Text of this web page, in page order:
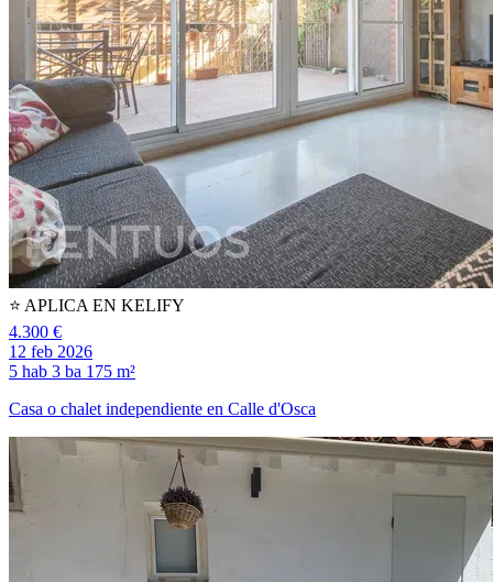
⭐️ APLICA EN KELIFY
4.300 €
12 feb 2026
5 hab 3 ba 175 m²
Casa o chalet independiente en Calle d'Osca